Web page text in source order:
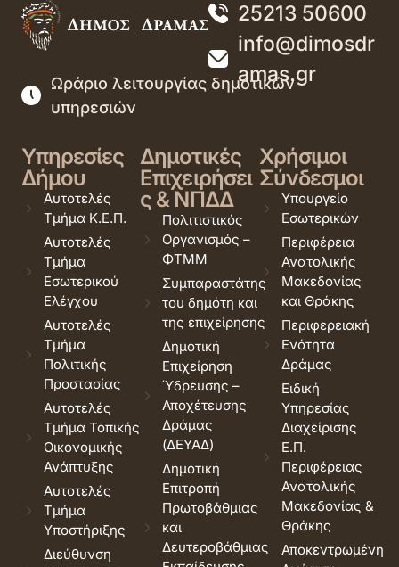
25213 50600
info@dimosdr
amas.gr
Ωράριο λειτουργίας δημοτικών
υπηρεσιών
Υπηρεσίες
Δήμου
Αυτοτελές
Τμήμα Κ.Ε.Π.
Αυτοτελές
Τμήμα
Εσωτερικού
Ελέγχου
Αυτοτελές
Τμήμα
Πολιτικής
Προστασίας
Αυτοτελές
Τμήμα Τοπικής
Οικονομικής
Ανάπτυξης
Αυτοτελές
Τμήμα
Υποστήριξης
Διεύθυνση
Δημοτικές
Επιχειρήσει
ς & ΝΠΔΔ
Πολιτιστικός
Οργανισμός –
ΦΤΜΜ
Συμπαραστάτης
του δημότη και
της επιχείρησης
Δημοτική
Επιχείρηση
Ύδρευσης –
Αποχέτευσης
Δράμας
(ΔΕΥΑΔ)
Δημοτική
Επιτροπή
Πρωτοβάθμιας
και
Δευτεροβάθμιας
Χρήσιμοι
Σύνδεσμοι
Υπουργείο
Εσωτερικών
Περιφέρεια
Ανατολικής
Μακεδονίας
και Θράκης
Περιφερειακή
Ενότητα
Δράμας
Ειδική
Υπηρεσίας
Διαχείρισης
Ε.Π.
Περιφέρειας
Ανατολικής
Μακεδονίας &
Θράκης
Αποκεντρωμένη